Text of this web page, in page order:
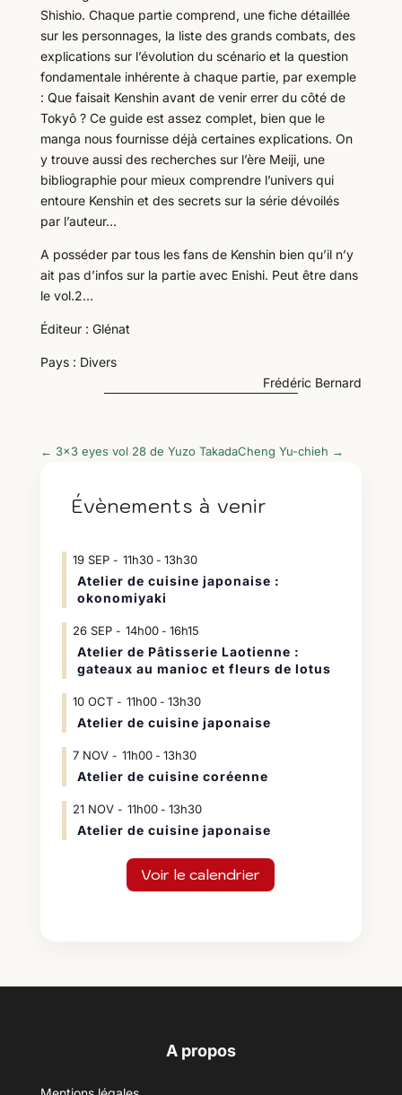
Shishio. Chaque partie comprend, une fiche détaillée
sur les personnages, la liste des grands combats, des
explications sur l’évolution du scénario et la question
fondamentale inhérente à chaque partie, par exemple
: Que faisait Kenshin avant de venir errer du côté de
Tokyô ? Ce guide est assez complet, bien que le
manga nous fournisse déjà certaines explications. On
y trouve aussi des recherches sur l’ère Meiji, une
bibliographie pour mieux comprendre l’univers qui
entoure Kenshin et des secrets sur la série dévoilés
par l’auteur…
A posséder par tous les fans de Kenshin bien qu’il n’y
ait pas d’infos sur la partie avec Enishi. Peut être dans
le vol.2…
Éditeur : Glénat
Pays : Divers
Frédéric Bernard
← 3x3 eyes vol 28 de Yuzo TakadaCheng Yu-chieh →
Évènements à venir
19 SEP 11h30- 13h30
Atelier de cuisine japonaise :
okonomiyaki
26 SEP 14h00- 16h15
Atelier de Pâtisserie Laotienne :
gateaux au manioc et fleurs de lotus
10 OCT 11h00- 13h30
Atelier de cuisine japonaise
7 NOV 11h00- 13h30
Atelier de cuisine coréenne
21 NOV 11h00- 13h30
Atelier de cuisine japonaise
Voir le calendrier
A propos